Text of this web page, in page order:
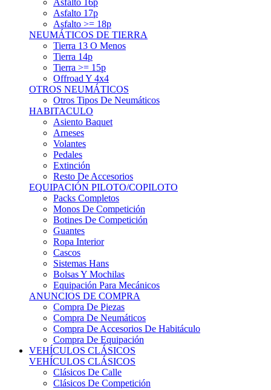
Resto De Accesorios
EQUIPACIÓN PILOTO/COPILOTO
Packs Completos
Monos De Competición
Botines De Competición
Guantes
Ropa Interior
Cascos
Sistemas Hans
Bolsas Y Mochilas
Equipación Para Mecánicos
ANUNCIOS DE COMPRA
Compra De Piezas
Compra De Neumáticos
Compra De Accesorios De Habitáculo
Compra De Equipación
VEHÍCULOS CLÁSICOS
VEHÍCULOS CLÁSICOS
Clásicos De Calle
Clásicos De Competición
Motores
Cajas De Cambio
Carrocería
Suspensiones
Habitáculo
Llantas
Neumáticos
ANUNCIOS DE COMPRA
Compra De Competición
Compra De Calle
Compra De Piezas
KARTING
KARTING
Karts Completos Alevín
Karts Completos Cadete